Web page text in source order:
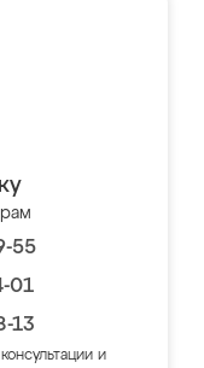
55
01
13
и